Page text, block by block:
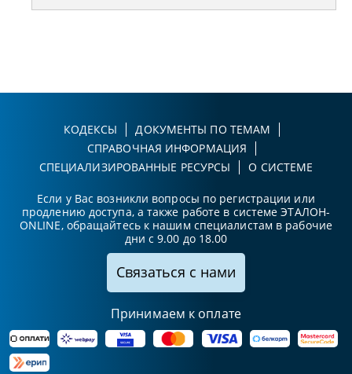
КОДЕКСЫ
ДОКУМЕНТЫ ПО ТЕМАМ
СПРАВОЧНАЯ ИНФОРМАЦИЯ
СПЕЦИАЛИЗИРОВАННЫЕ РЕСУРСЫ
О СИСТЕМЕ
Если у Вас возникли вопросы по регистрации или
продлению доступа, а также работе в системе ЭТАЛОН-
ONLINE, обращайтесь к нашим специалистам в рабочие
дни с 9.00 до 18.00
Связаться с нами
Принимаем к оплате